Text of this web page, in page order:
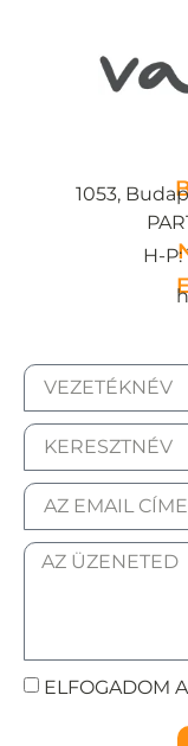
1053,
H-P:
ELFOGADOM